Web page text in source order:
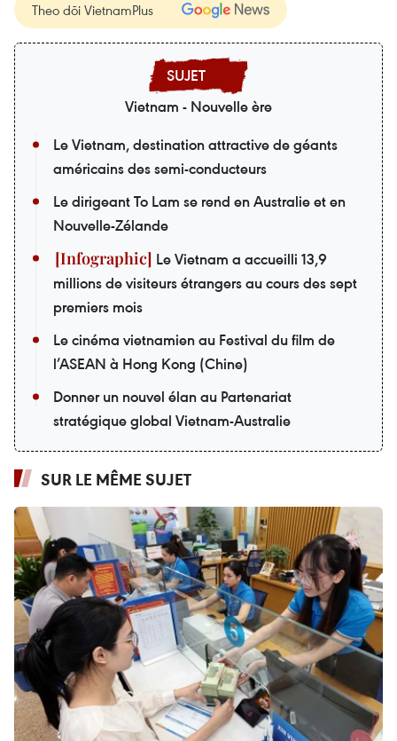
Theo dõi VietnamPlus
Vietnam - Nouvelle ère
Le Vietnam, destination attractive de géants
américains des semi-conducteurs
Le dirigeant To Lam se rend en Australie et en
Nouvelle-Zélande
Le Vietnam a accueilli 13,9
millions de visiteurs étrangers au cours des sept
premiers mois
Le cinéma vietnamien au Festival du film de
l’ASEAN à Hong Kong (Chine)
Donner un nouvel élan au Partenariat
stratégique global Vietnam-Australie
SUR LE MÊME SUJET